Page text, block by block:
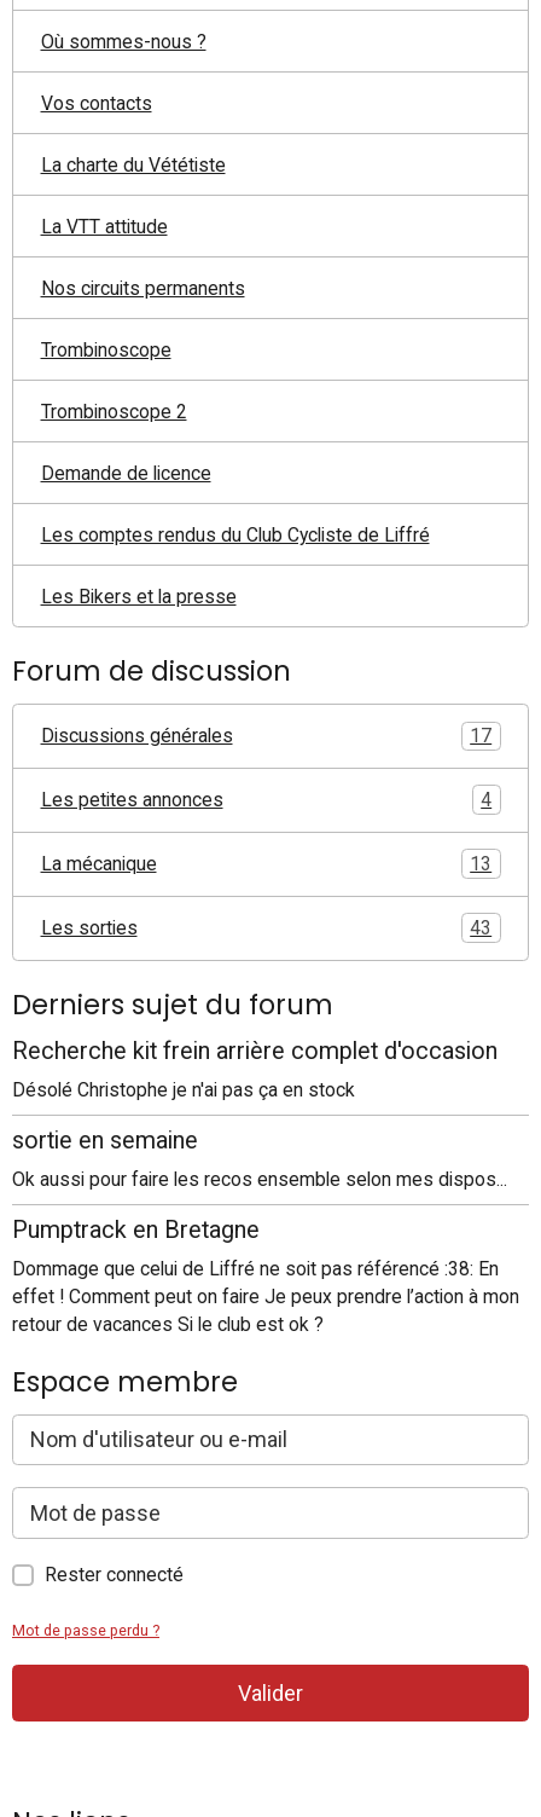
Où sommes-nous ?
Vos contacts
La charte du Vététiste
La VTT attitude
Nos circuits permanents
Trombinoscope
Trombinoscope 2
Demande de licence
Les comptes rendus du Club Cycliste de Liffré
Les Bikers et la presse
Forum de discussion
Discussions générales 17
Les petites annonces 4
La mécanique 13
Les sorties 43
Derniers sujet du forum
Recherche kit frein arrière complet d'occasion
Désolé Christophe je n'ai pas ça en stock
sortie en semaine
Ok aussi pour faire les recos ensemble selon mes dispos...
Pumptrack en Bretagne
Dommage que celui de Liffré ne soit pas référencé :38: En
effet ! Comment peut on faire Je peux prendre l’action à mon
retour de vacances Si le club est ok ?
Espace membre
Rester connecté
Mot de passe perdu ?
Valider